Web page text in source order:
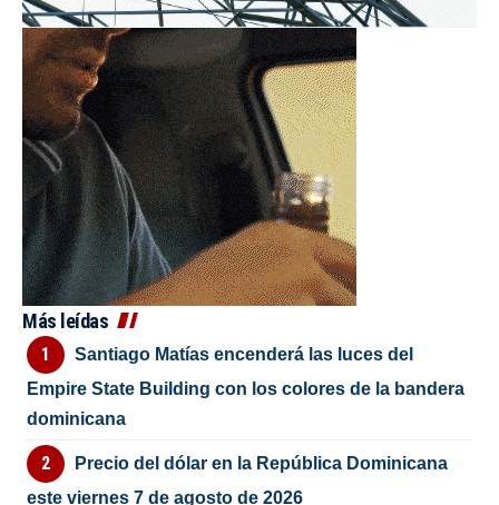
Más leídas
Santiago Matías encenderá las luces del
Empire State Building con los colores de la bandera
dominicana
Precio del dólar en la República Dominicana
este viernes 7 de agosto de 2026